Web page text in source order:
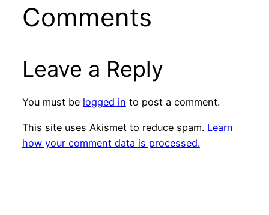
Comments
Leave a Reply
You must be logged in to post a comment.
This site uses Akismet to reduce spam. Learn
how your comment data is processed.